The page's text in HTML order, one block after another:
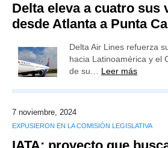
Delta eleva a cuatro sus
desde Atlanta a Punta
Delta Air Lines refuerza
hacia Latinoamérica y el
de su… Leer más
7 noviembre, 2024
EXPUSIERON EN LA COMISIÓN LEGISLATIVA